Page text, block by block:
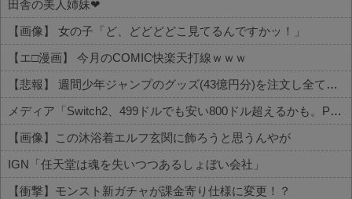
田舎の美人姉妹❤
【画像】 女の子「ど、どどどどこ見てるんですかッ！」
【エ□漫画】 今月のCOMIC快楽天打線ｗｗｗ
【悲報】 週間少年ジャンプのグッズ(43億円分)を注文し全てキャンセルした女逮捕ｗｗｗｗｗｗｗｗ
メディア「Switch2、499ドルでも安い800ドル超えるかも。PS5は直近での値上げ可能性低い」
【画像】この沐浴着エルフ玄関に飾ろうと思うんやが
IGN「任天堂は魂を失いつつあるしょぼい会社」
【衝撃】モンスト新ガチャが課金寄り仕様に変更！？